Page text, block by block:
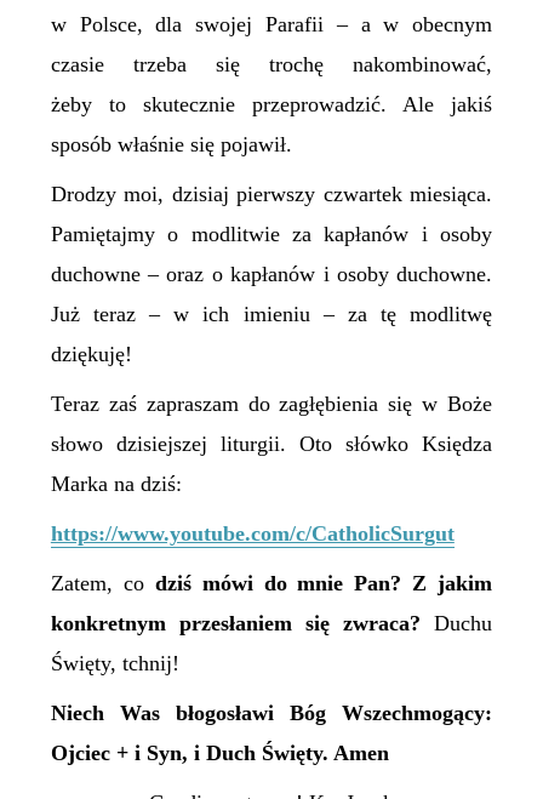
w Polsce, dla swojej Parafii – a w obecnym
czasie trzeba się trochę nakombinować,
żeby to skutecznie przeprowadzić. Ale jakiś
sposób właśnie się pojawił.
Drodzy moi, dzisiaj pierwszy czwartek miesiąca.
Pamiętajmy o modlitwie za kapłanów i osoby
duchowne – oraz o kapłanów i osoby duchowne.
Już teraz – w ich imieniu – za tę modlitwę
dziękuję!
Teraz zaś zapraszam do zagłębienia się w Boże
słowo dzisiejszej liturgii. Oto słówko Księdza
Marka na dziś:
https://www.youtube.com/c/CatholicSurgut
Zatem, codziś mówi do mnie Pan? Z jakim
konkretnym przesłaniem się zwraca? Duchu
Święty, tchnij!
Niech Was błogosławi Bóg Wszechmogący:
Ojciec + i Syn, i Duch Święty. Amen